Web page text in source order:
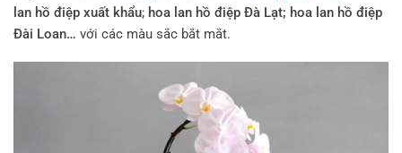
lan hồ điệp xuất khẩu; hoa lan hồ điệp Đà Lạt; hoa lan hồ điệp
Đài Loan… với các màu sắc bắt mắt.